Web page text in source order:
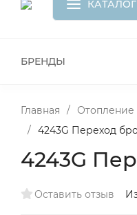
БРЕНДЫ
Главная / Отопление
/ 4243G Переход
4243G
Оставить отзыв